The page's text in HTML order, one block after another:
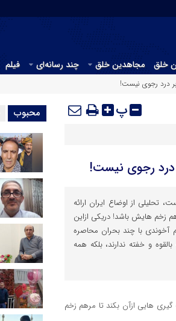
خلق مجاهدین خلق چند رسانه‌ای فیلم
بر درد رجوی نیست!
پ
درد رجوی نیست!
تحلیلی از اوضاع ایران ارائه
زخم هایش باشد! دریکی ازاین
آخوندی با چند بحران محاصره
و خفته ندارند، بلکه همه
گیری هایی ازآن بکند تا مرهم زخم
محبوب